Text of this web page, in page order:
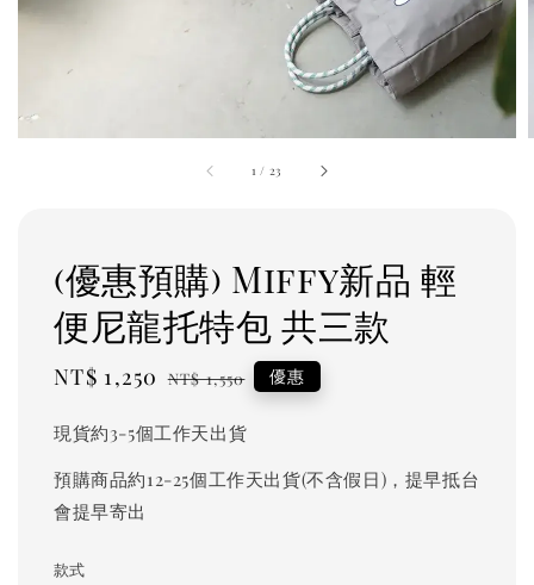
1 / 23
(優惠預購) Miffy新品 輕
便尼龍托特包 共三款
Sale
NT$ 1,250 Regular
NT$ 1,550 優惠
現貨約3-5個工作天出貨
預購商品約12-25個工作天出貨(不含假日)，提早抵台
會提早寄出
款式